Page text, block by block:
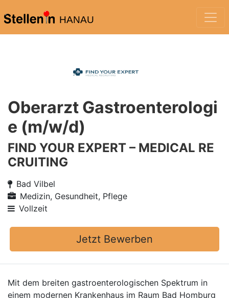
HANAU
Oberarzt Gastroenterologi
e (m/w/d)
FIND YOUR EXPERT – MEDICAL RE
CRUITING
Bad Vilbel
Medizin, Gesundheit, Pflege
Vollzeit
Jetzt Bewerben
Mit dem breiten gastroenterologischen Spektrum in
einem modernen Krankenhaus im Raum Bad Homburg